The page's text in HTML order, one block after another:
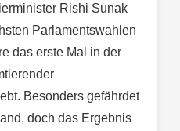
Rishi Sunak
Parlamentswahlen
das erste Mal in der
Besonders gefährdet
doch das Ergebnis